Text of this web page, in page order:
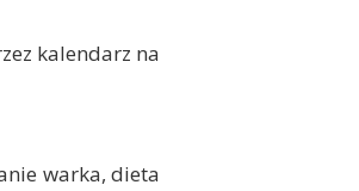
kalendarz na
warka, dieta